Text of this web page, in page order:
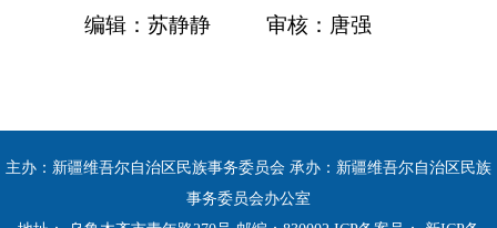
编辑：苏静静 审核：唐强
主办：新疆维吾尔自治区民族事务委员会 承办：新疆维吾尔自治区民族
事务委员会办公室